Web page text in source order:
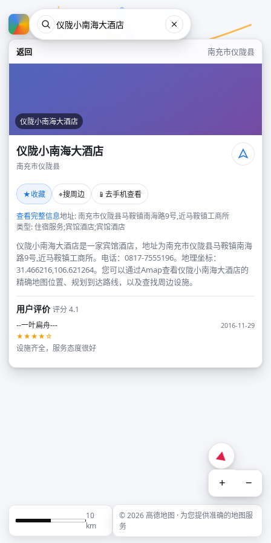
返回 南充市仪陇县
仪陇小南海大酒店
仪陇小南海大酒店
南充市仪陇县
★收藏 ⌖搜周边 📱 去手机查看
查看完整信息地址: 南充市仪陇县马鞍镇南海路9号,近马鞍镇工商所
类型: 住宿服务;宾馆酒店;宾馆酒店
仪陇小南海大酒店是一家宾馆酒店，地址为南充市仪陇县马鞍镇南海
路9号,近马鞍镇工商所。电话：0817-7555196。地理坐标：
31.466216,106.621264。您可以通过Amap查看仪陇小南海大酒店的
精确地图位置、规划到达路线，以及查找周边设施。
用户评价评分 4.1
--一叶扁舟---
2016-11-29
★★★★☆
设施齐全，服务态度很好
+ −
10
km
© 2026 高德地图 · 为您提供准确的地图服
务